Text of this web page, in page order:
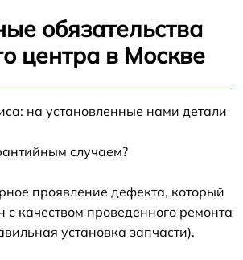
обязательства
центра в Москве
на установленные нами детали
случаем?
проявление дефекта, который
с качеством проведенного ремонта
установка запчасти).